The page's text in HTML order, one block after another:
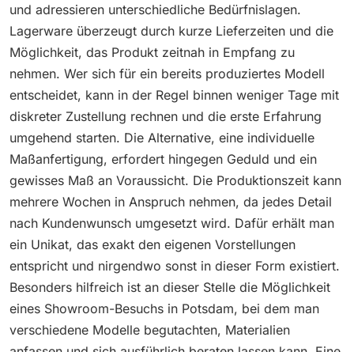
und adressieren unterschiedliche Bedürfnislagen.
Lagerware überzeugt durch kurze Lieferzeiten und die
Möglichkeit, das Produkt zeitnah in Empfang zu
nehmen. Wer sich für ein bereits produziertes Modell
entscheidet, kann in der Regel binnen weniger Tage mit
diskreter Zustellung rechnen und die erste Erfahrung
umgehend starten. Die Alternative, eine individuelle
Maßanfertigung, erfordert hingegen Geduld und ein
gewisses Maß an Voraussicht. Die Produktionszeit kann
mehrere Wochen in Anspruch nehmen, da jedes Detail
nach Kundenwunsch umgesetzt wird. Dafür erhält man
ein Unikat, das exakt den eigenen Vorstellungen
entspricht und nirgendwo sonst in dieser Form existiert.
Besonders hilfreich ist an dieser Stelle die Möglichkeit
eines Showroom-Besuchs in Potsdam, bei dem man
verschiedene Modelle begutachten, Materialien